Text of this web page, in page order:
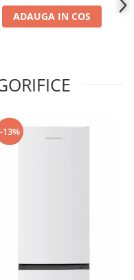
și control inteligent,
Alb
ADAUGA IN COS
-13%